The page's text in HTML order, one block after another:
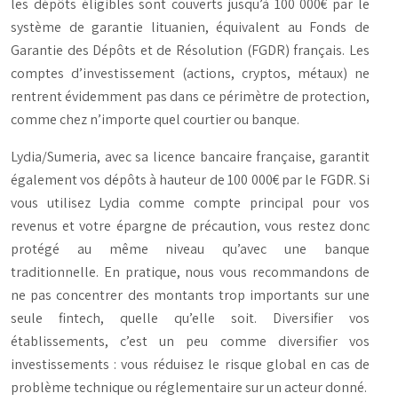
système de garantie lituanien, équivalent au Fonds de
Garantie des Dépôts et de Résolution (FGDR) français. Les
comptes d’investissement (actions, cryptos, métaux) ne
rentrent évidemment pas dans ce périmètre de protection,
comme chez n’importe quel courtier ou banque.
Lydia/Sumeria, avec sa licence bancaire française, garantit
également vos dépôts à hauteur de 100 000€ par le FGDR. Si
vous utilisez Lydia comme compte principal pour vos
revenus et votre épargne de précaution, vous restez donc
protégé au même niveau qu’avec une banque
traditionnelle. En pratique, nous vous recommandons de
ne pas concentrer des montants trop importants sur une
seule fintech, quelle qu’elle soit. Diversifier vos
établissements, c’est un peu comme diversifier vos
investissements : vous réduisez le risque global en cas de
problème technique ou réglementaire sur un acteur donné.